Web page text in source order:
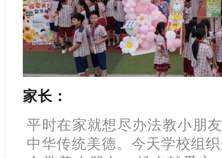
家长：
平时在家就想尽办法教小朋
中华传统美德。今天学校组